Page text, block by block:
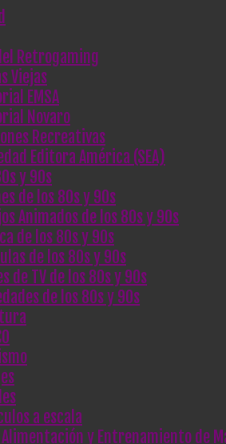
Retrogaming
Viejas
EMSA
Novaro
Recreativas
Editora América (SEA)
y 90s
de los 80s y 90s
Animados de los 80s y 90s
de los 80s y 90s
de los 80s y 90s
de TV de los 80s y 90s
de los 80s y 90s
a escala
Alimentación y Entrenamiento de